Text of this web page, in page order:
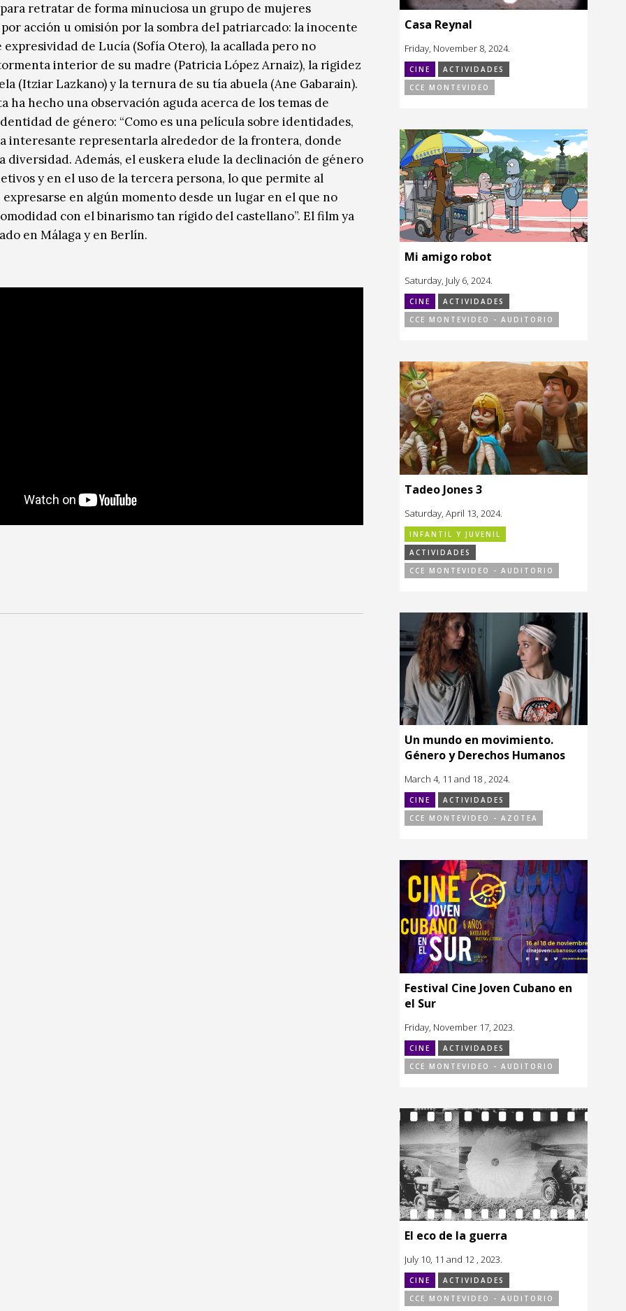
retratar de forma minuciosa un grupo de mujeres
acción u omisión por la sombra del patriarcado: la inocente
de Lucía (Sofía Otero), la acallada pero no
interior de su madre (Patricia López Arnaiz), la rigidez
(Itziar Lazkano) y la ternura de su tía abuela (Ane Gabarain).
ha hecho una observación aguda acerca de los temas de
de género: “Como es una película sobre identidades,
interesante representarla alrededor de la frontera, donde
diversidad. Además, el euskera elude la declinación de género
y en el uso de la tercera persona, lo que permite al
en algún momento desde un lugar en el que no
con el binarismo tan rígido del castellano”. El film ya
en Málaga y en Berlín.
Casa Reynal
Friday, November 8, 2024.
CINE
ACTIVIDADES
CCE MONTEVIDEO
Mi amigo robot
Saturday, July 6, 2024.
CINE
ACTIVIDADES
CCE MONTEVIDEO - AUDITORIO
Tadeo Jones 3
Saturday, April 13, 2024.
INFANTIL Y JUVENIL
ACTIVIDADES
CCE MONTEVIDEO - AUDITORIO
Un mundo en movimiento.
Género y Derechos Humanos
March 4, 11 and 18 , 2024.
CINE
ACTIVIDADES
CCE MONTEVIDEO - AZOTEA
Festival Cine Joven Cubano en
el Sur
Friday, November 17, 2023.
CINE
ACTIVIDADES
CCE MONTEVIDEO - AUDITORIO
El eco de la guerra
July 10, 11 and 12 , 2023.
CINE
ACTIVIDADES
CCE MONTEVIDEO - AUDITORIO